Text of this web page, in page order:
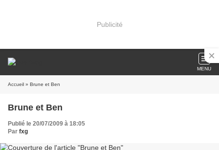
Publicité
MENU
Accueil » Brune et Ben
Brune et Ben
Publié le 20/07/2009 à 18:05
Par fxg